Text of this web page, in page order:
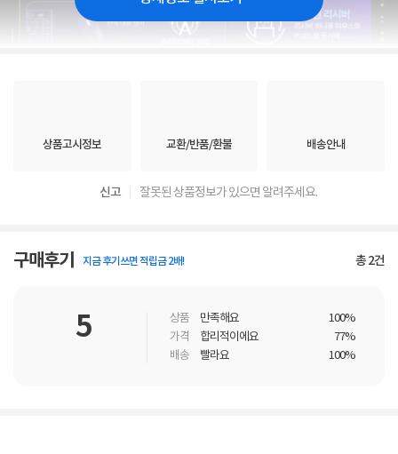
상품고시정보 교환/반품/환불 배송안내
신고 잘못된 상품정보가 있으면 알려주세요.
구매후기 지금 후기쓰면 적립금 2배! 총2건
5 상품 만족해요
100%
가격
합리적이에요
77%
배송
빨라요 100%